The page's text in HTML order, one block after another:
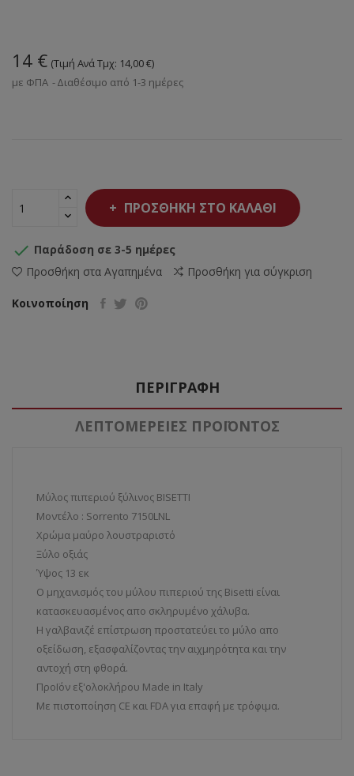
14 € (Τιμή Ανά Τμχ: 14,00 €)
με ΦΠΑ
Διαθέσιμο από 1-3 ημέρες
ΠΡΟΣΘΉΚΗ ΣΤΟ ΚΑΛΆΘΙ
 Παράδοση σε 3-5 ημέρες
Προσθήκη στα Αγαπημένα
Προσθήκη για σύγκριση
Κοινοποίηση
ΠΕΡΙΓΡΑΦΉ
ΛΕΠΤΟΜΈΡΕΙΕΣ ΠΡΟΪΌΝΤΟΣ
Μύλος πιπεριού ξύλινος BISETTI
Μοντέλο : Sorrento 7150LNL
Χρώμα μαύρο λουστραριστό
Ξύλο οξιάς
Ύψος 13 εκ
Ο μηχανισμός του μύλου πιπεριού της Bisetti είναι
κατασκευασμένος απο σκληρυμένο χάλυβα.
Η γαλβανιζέ επίστρωση προστατεύει το μύλο απο
οξείδωση, εξασφαλίζοντας την αιχμηρότητα και την
αντοχή στη φθορά.
ΠροΪόν εξ'ολοκλήρου Made in Italy
Με πιστοποίηση CE και FDA για επαφή με τρόφιμα.